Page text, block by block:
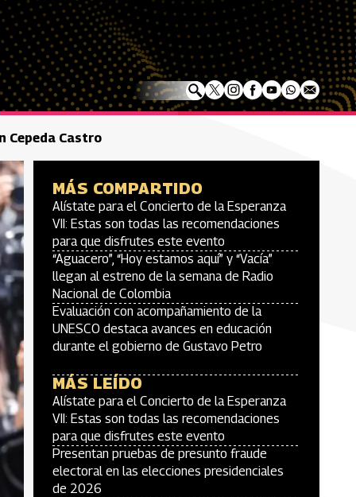
Cepeda Castro
MÁS COMPARTIDO
Alístate para el Concierto de la Esperanza
VII: Estas son todas las recomendaciones
para que disfrutes este evento
“Aguacero”, “Hoy estamos aquí” y “Vacía”
llegan al estreno de la semana de Radio
Nacional de Colombia
Evaluación con acompañamiento de la
UNESCO destaca avances en educación
durante el gobierno de Gustavo Petro
MÁS LEÍDO
Alístate para el Concierto de la Esperanza
VII: Estas son todas las recomendaciones
para que disfrutes este evento
Presentan pruebas de presunto fraude
electoral en las elecciones presidenciales
de 2026